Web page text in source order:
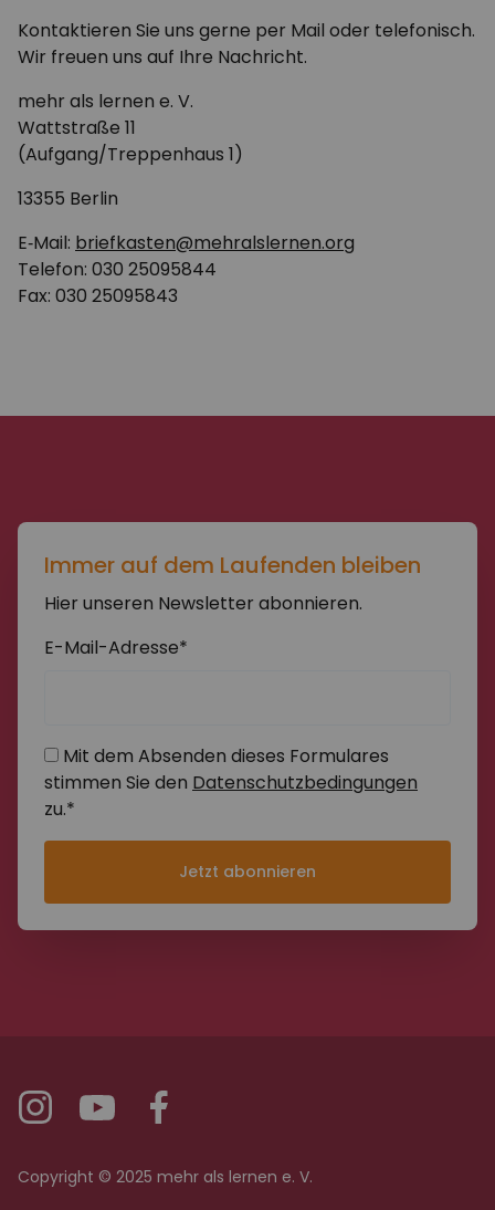
Kontaktieren Sie uns gerne per Mail oder telefonisch.
Wir freuen uns auf Ihre Nachricht.
mehr als lernen e. V.
Wattstraße 11
(Aufgang/Treppenhaus 1)
13355 Berlin
E‑Mail: briefkasten@mehralslernen.org
Telefon: 030 25095844
Fax: 030 25095843
Immer auf dem Laufenden bleiben
Hier unseren Newsletter abonnieren.
E-Mail-Adresse*
Mit dem Absenden dieses Formulares
stimmen Sie den Datenschutzbedingungen
zu.*
Jetzt abonnieren
Copyright © 2025 mehr als lernen e. V.